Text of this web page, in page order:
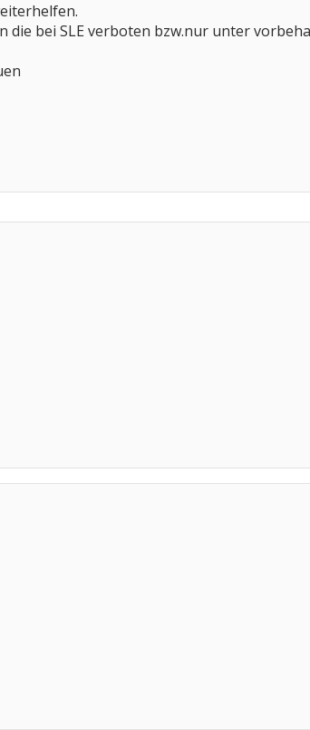
die bei SLE verboten bzw.nur unter